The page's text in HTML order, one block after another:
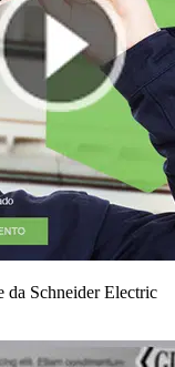
da Schneider Electric